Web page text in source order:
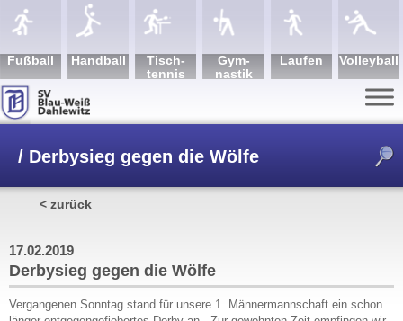
Fuß­ball Hand­ball
Tisch­
tennis
Gym­
nastik
Lau­fen Volley­ball
/ Derbysieg gegen die Wölfe
< zurück
17.02.2019
Derbysieg gegen die Wölfe
Vergangenen Sonntag stand für unsere 1. Männermannschaft ein schon